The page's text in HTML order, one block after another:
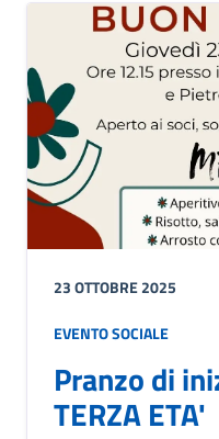
23 OTTOBRE 2025
EVENTO SOCIALE
Pranzo di
TERZA ETA'